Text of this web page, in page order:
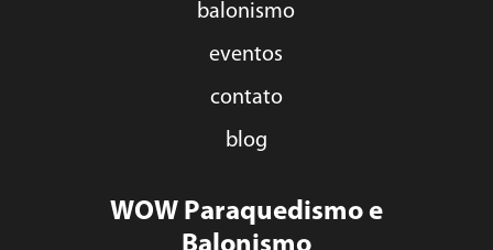
balonismo
eventos
contato
blog
WOW Paraquedismo e